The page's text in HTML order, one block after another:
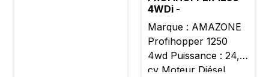
4WDi -
Marque : AMAZONE
Profihopper 1250
4wd Puissance : 24,5
cv Moteur Diésel